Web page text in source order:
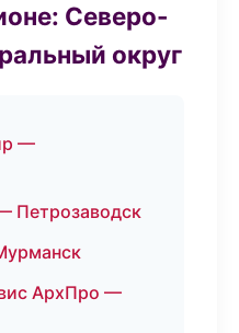
Северо-
округ
—
Петрозаводск
АрхПро —